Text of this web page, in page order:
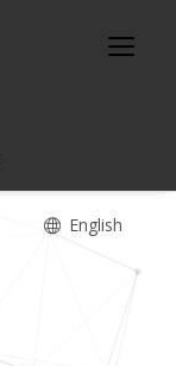
English